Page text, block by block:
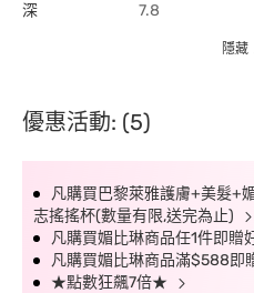
深 7.8
隱藏
優惠活動: (5)
凡購買巴黎萊雅護膚+美髮+
志搖搖杯(數量有限,送完為止)
凡購買媚比琳商品任1件即贈
凡購買媚比琳商品滿$588即
★點數狂飆7倍★